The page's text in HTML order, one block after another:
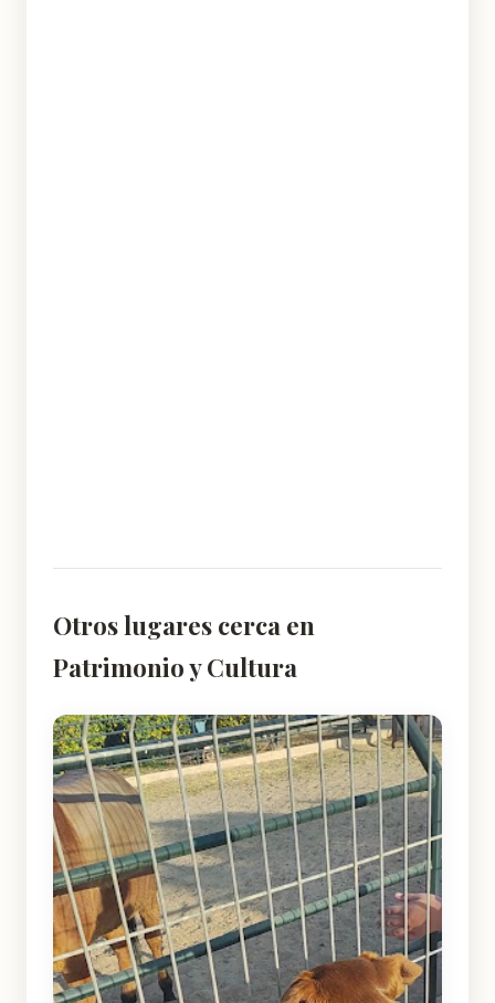
Otros lugares cerca en
Patrimonio y Cultura